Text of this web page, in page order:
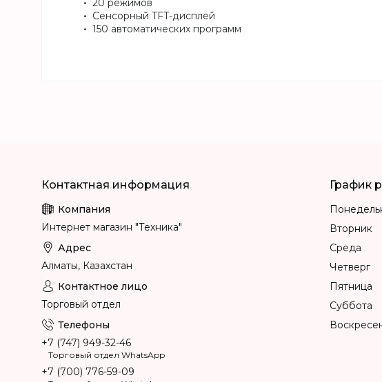
20 режимов
Сенсорный TFT-дисплей
150 автоматических программ
Интернет магазин "Техника"
Алматы, Казахстан
Торговый отдел
+7 (747) 949-32-46
Торговый отдел WhatsApp
+7 (700) 776-59-09
График
Вторник
Среда
Четверг
Пятница
Суббота